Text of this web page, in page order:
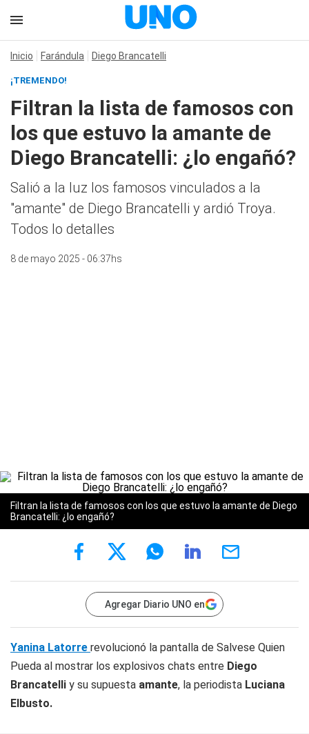
Inicio Farándula Diego Brancatelli
¡TREMENDO!
Filtran la lista de famosos con
los que estuvo la amante de
Diego Brancatelli: ¿lo engañó?
Salió a la luz los famosos vinculados a la
"amante" de Diego Brancatelli y ardió Troya.
Todos lo detalles
8 de mayo 2025 - 06:37hs
Filtran la lista de famosos con los que estuvo la amante de Diego
Brancatelli: ¿lo engañó?
Agregar Diario UNO en
Yanina Latorre revolucionó la pantalla de Salvese Quien
Pueda al mostrar los explosivos chats entre Diego
Brancatelli y su supuesta amante, la periodista Luciana
Elbusto.